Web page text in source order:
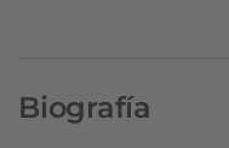
Biografía